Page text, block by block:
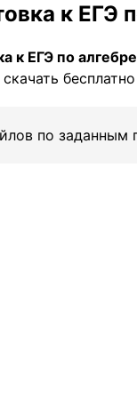
к ЕГЭ
к ЕГЭ по
по заданным